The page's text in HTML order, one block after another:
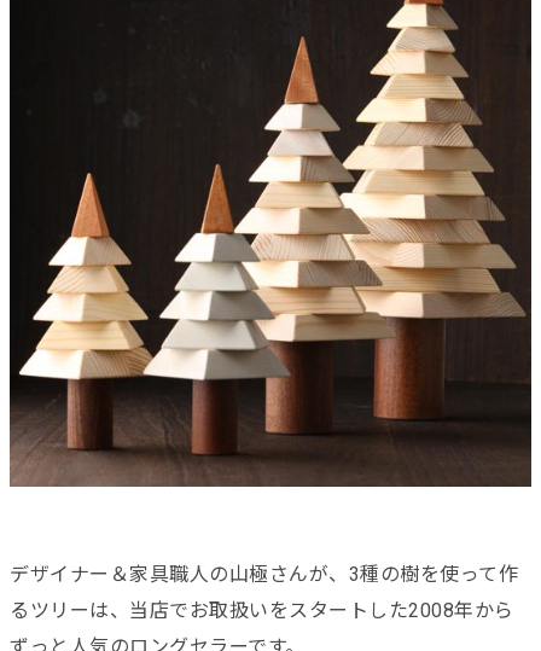
デザイナー＆家具職人の山極さんが、3種の樹を使って作
るツリーは、当店でお取扱いをスタートした2008年から